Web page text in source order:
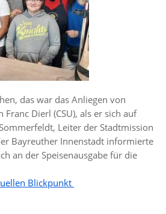
das war das Anliegen von
Franc Dierl (CSU), als er sich auf
Leiter der Stadtmission
Bayreuther Innenstadt informierte
an der Speisenausgabe für die
Blickpunkt